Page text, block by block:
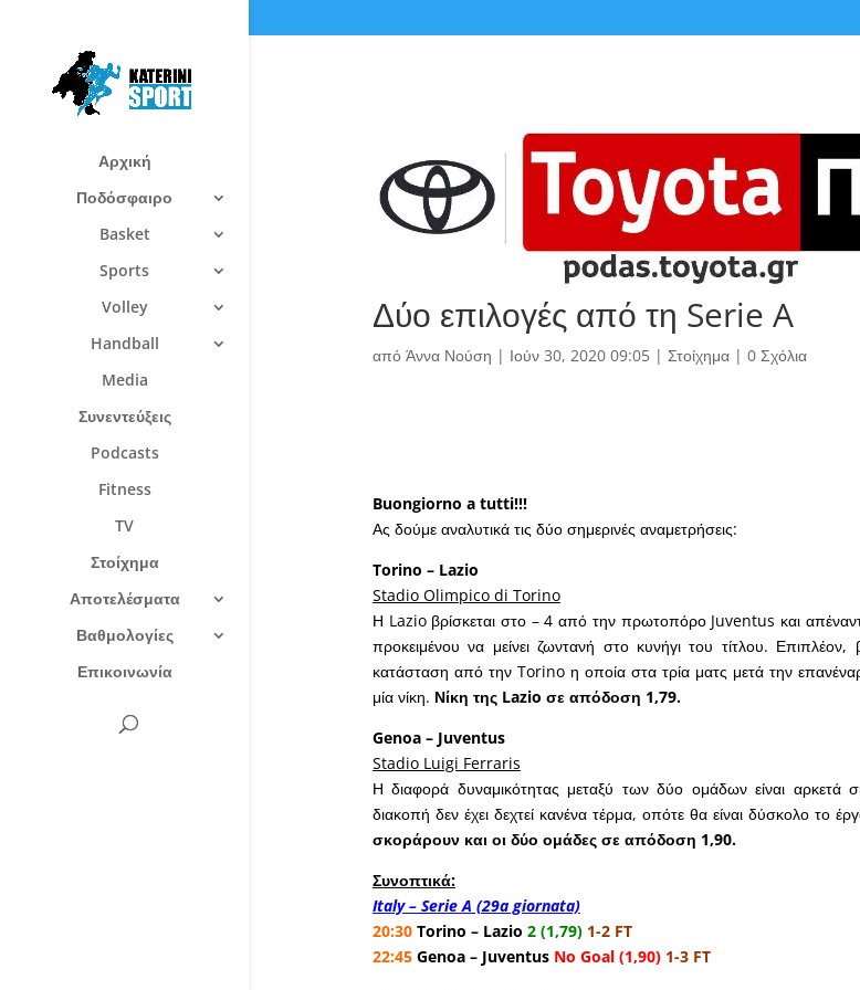
Αρχική
Ποδόσφαιρο
Basket
Sports
Volley
Handball
Media
Συνεντεύξεις
Podcasts
Fitness
TV
Στοίχημα
Αποτελέσματα
Βαθμολογίες
Επικοινωνία
Δύο επιλογές από τη Serie A
από Άννα Νούση | Ιούν 30, 2020 09:05| Στοίχημα| 0 Σχόλια
Buongiorno a tutti!!!
Ας δούμε αναλυτικά τις δύο σημερινές αναμετρήσεις:
Torino – Lazio
Stadio Olimpico di Torino
Η Lazio βρίσκεται στο – 4 από την πρωτοπόρο Juventus και
προκειμένου να μείνει ζωντανή στο κυνήγι του τίτλου. Επιπλέον,
κατάσταση από την Torino η οποία στα τρία ματς μετά την
μία νίκη. Νίκη της Lazio σε απόδοση 1,79.
Genoa – Juventus
Stadio Luigi Ferraris
Η διαφορά δυναμικότητας μεταξύ των δύο ομάδων είναι αρκετά
διακοπή δεν έχει δεχτεί κανένα τέρμα, οπότε θα είναι δύσκολο το
σκοράρουν και οι δύο ομάδες σε απόδοση 1,90.
Συνοπτικά:
Italy – Serie A (29a giornata)
20:30Torino – Lazio 2 (1,79)1-2 FT
22:45Genoa – Juventus No Goal (1,90)1-3 FT